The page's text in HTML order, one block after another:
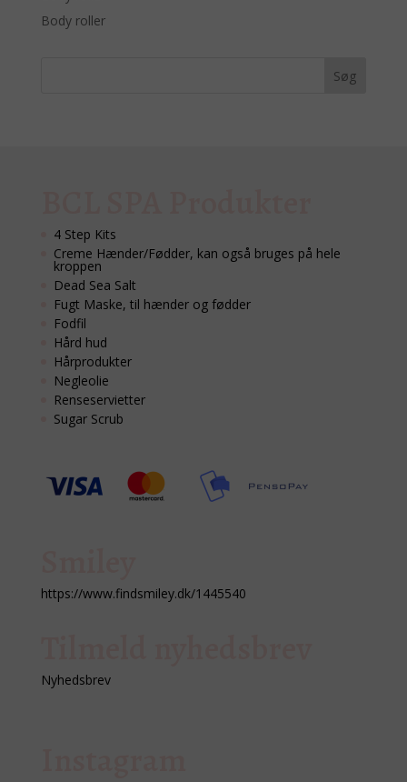
Body roller
4 Step Kits
Creme Hænder/Fødder, kan også bruges på hele
kroppen
Dead Sea Salt
Fugt Maske, til hænder og fødder
Fodfil
Hård hud
Hårprodukter
Negleolie
Renseservietter
Sugar Scrub
https://www.findsmiley.dk/1445540
Nyhedsbrev